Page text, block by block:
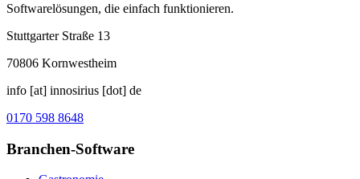
Softwarelösungen, die einfach funktionieren.
Stuttgarter Straße 13
70806 Kornwestheim
info [at] innosirius [dot] de
0170 598 8648
Branchen-Software